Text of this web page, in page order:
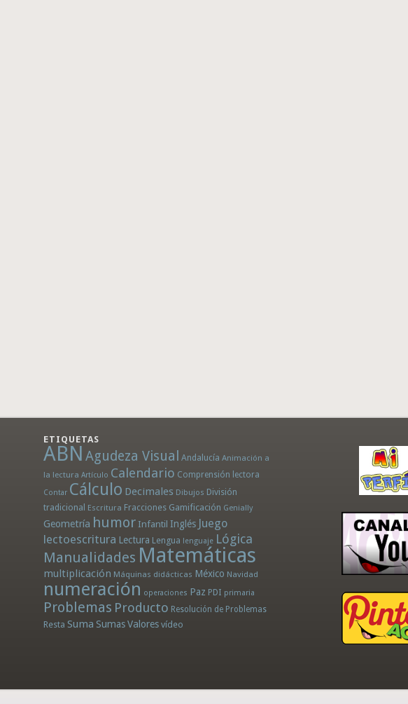
ETIQUETAS
ABN Agudeza Visual Andalucía Animación a
la lectura Artículo Calendario Comprensión lectora
Contar Cálculo Decimales Dibujos División
tradicional Escritura Fracciones Gamificación Genially
Geometría humor Infantil Inglés Juego
lectoescritura Lectura Lengua lenguaje Lógica
Manualidades Matemáticas
multiplicación Máquinas didácticas México Navidad
numeración operaciones Paz PDI primaria
Problemas Producto Resolución de Problemas
Resta Suma SumasValores vídeo